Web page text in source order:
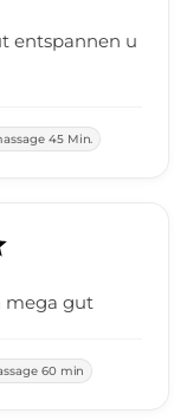
entspannen u
45 Min.
mega gut
60 min